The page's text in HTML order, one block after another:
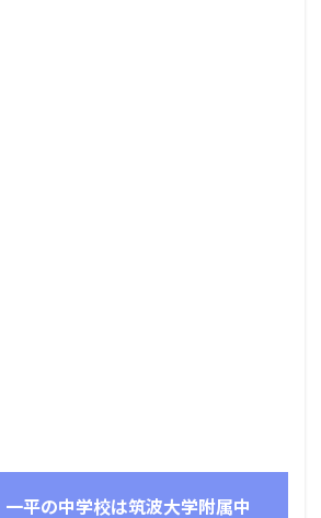
平の中学校は筑波大学附属中